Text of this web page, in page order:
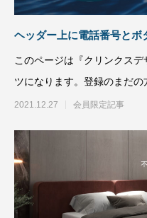
SWELLボックスメニューを
させる方法
2022.02.11
ヘッダー上に電話番号とボ
このページは『クリンクス
ツになります。登録のまだの
い致します。会員登録
2021.12.27 会員限定記事